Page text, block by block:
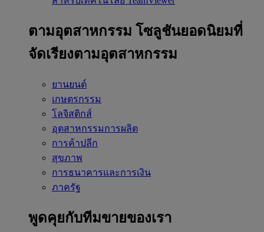
ตามอุตสาหกรรม โซลูชันยอดนิยมที่
จัดเรียงตามอุตสาหกรรม
ยานยนต์
เกษตรกรรม
โลจิสติกส์
อุตสาหกรรมการผลิต
การค้าปลีก
สุขภาพ
การธนาคารและการเงิน
ภาครัฐ
พูดคุยกับทีมขายของเรา